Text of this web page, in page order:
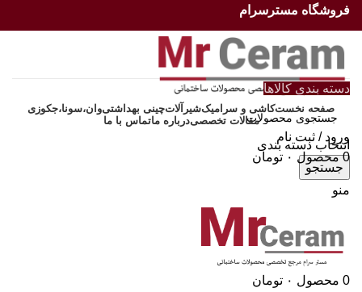
فروشگاه مسترسرام
انتخاب دسته بندی
جستجو
منو
0 محصول ۰ تومان
دسته بندی کالاها
صفحه نخستکاشی و سرامیکشیرآلاتچینی بهداشتیوان،سونا،جکوزی
مقالات تخصصیدرباره ماتماس با ما
ورود / ثبت نام
0 محصول ۰ تومان